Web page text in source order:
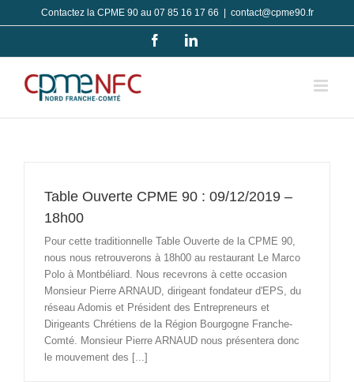
au
Contactez la CPME 90 au 07 85 16 17 66 contact@cpme90.fr
FacebookLinkedIn
Table Ouverte CPME 90 : 09/12/2019 –
18h00
Pour cette traditionnelle Table Ouverte de la CPME 90,
nous nous retrouverons à 18h00 au restaurant Le Marco
Polo à Montbéliard. Nous recevrons à cette occasion
Monsieur Pierre ARNAUD, dirigeant fondateur d'EPS, du
réseau Adomis et Président des Entrepreneurs et
Dirigeants Chrétiens de la Région Bourgogne Franche-
Comté. Monsieur Pierre ARNAUD nous présentera donc
le mouvement des [...]